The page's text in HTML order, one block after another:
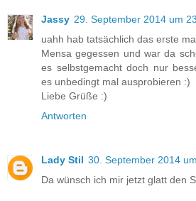
Jassy 29. September 2014 um
uahh hab tatsächlich das erste
Mensa gegessen und war da
es selbstgemacht doch nur
es unbedingt mal ausprobieren :)
Liebe Grüße :)
Antworten
Lady Stil 30. September 2014
Da wünsch ich mir jetzt glatt den